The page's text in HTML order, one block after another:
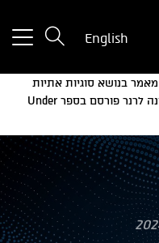
a
English
מאמר בנושא סוגיות אתיות
בייצוג בבוררות בינלאומית פרי עטה של נונה לרנר פורסם בספר Under